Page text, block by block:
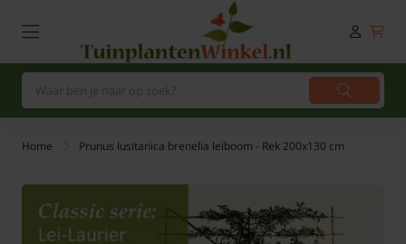
Home Prunus lusitanica brenelia leiboom - Rek 200x130 cm